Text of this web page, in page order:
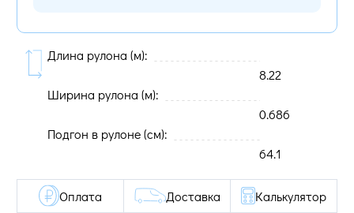
Длина рулона (м):
8.22
Ширина рулона (м):
0.686
Подгон в рулоне (cм):
64.1
Оплата Доставка Калькулятор